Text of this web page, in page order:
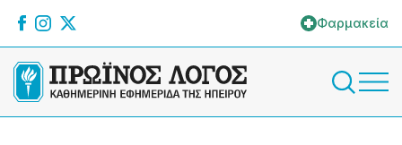
Φαρμακεία